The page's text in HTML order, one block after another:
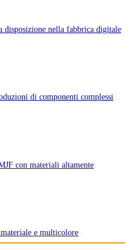
disposizione nella fabbrica digitale
di componenti complessi
con materiali altamente
e multicolore